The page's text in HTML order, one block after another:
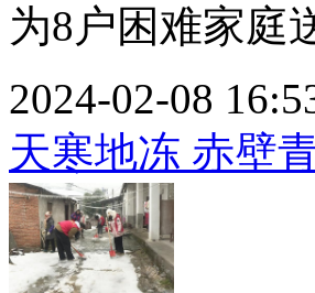
为8户困难家庭
2024-02-08
天寒地冻 赤壁